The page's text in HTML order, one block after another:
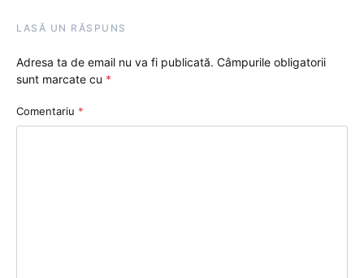
LASĂ UN RĂSPUNS
Adresa ta de email nu va fi publicată. Câmpurile obligatorii
sunt marcate cu *
Comentariu *